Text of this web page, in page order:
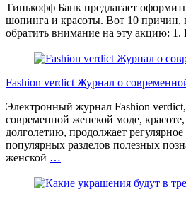
Тинькофф Банк предлагает
шопинга и красоты. Вот 10 причин,
обратить внимание на эту акцию:
Fashion verdict Журнал о
Электронный журнал Fashion
современной женской моде,
долголетию, продолжает
популярных разделов полезных
женской …